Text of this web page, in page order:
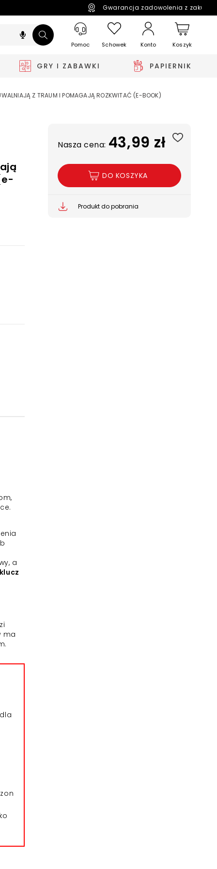
Gwarancja zadowolenia z
Pomoc Schowek Konto Koszyk
GRY I ZABAWKI PAPIERNIK
Z TRAUM I POMAGAJĄ ROZKWITAĆ (E-BOOK)
a
ma
Nasza cena: 43,99 zł
DO KOSZYKA
Produkt do pobrania